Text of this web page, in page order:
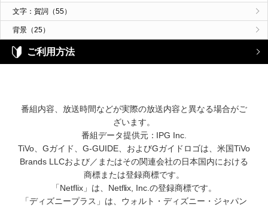
文字：賀詞（55）
背景（25）
ご利用方法
番組内容、放送時間などが実際の放送内容と異なる場合がご
ざいます。
番組データ提供元：IPG Inc.
TiVo、Gガイド、G-GUIDE、およびGガイドロゴは、米国TiVo
Brands LLCおよび／またはその関連会社の日本国内における
商標または登録商標です。
「Netflix」は、Netflix, Inc.の登録商標です。
「ディズニープラス」は、ウォルト・ディズニー・ジャパン